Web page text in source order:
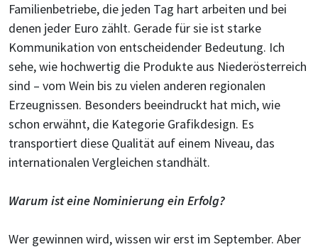
Familienbetriebe, die jeden Tag hart arbeiten und bei
denen jeder Euro zählt. Gerade für sie ist starke
Kommunikation von entscheidender Bedeutung. Ich
sehe, wie hochwertig die Produkte aus Niederösterreich
sind – vom Wein bis zu vielen anderen regionalen
Erzeugnissen. Besonders beeindruckt hat mich, wie
schon erwähnt, die Kategorie Grafikdesign. Es
transportiert diese Qualität auf einem Niveau, das
internationalen Vergleichen standhält.
Warum ist eine Nominierung ein Erfolg?
Wer gewinnen wird, wissen wir erst im September. Aber